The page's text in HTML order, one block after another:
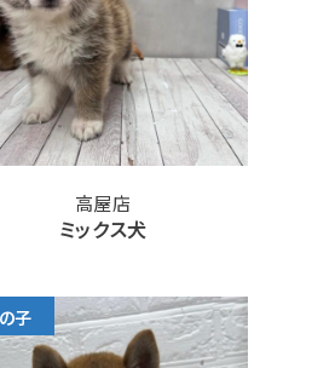
高屋店
ミックス犬
子